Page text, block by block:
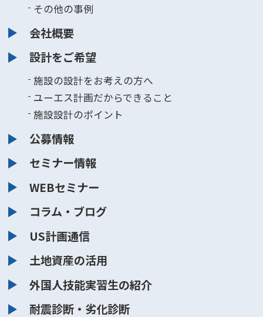
その他の事例
会社概要
設計をご希望
施設の設計をお考えの方へ
ユーエス計画だからできること
施設設計のポイント
公募情報
セミナー情報
WEBセミナー
コラム・ブログ
US計画通信
土地資産の活用
外国人技能実習生の紹介
耐震診断・劣化診断